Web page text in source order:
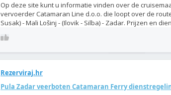
Op deze site kunt u informatie vinden over de
vervoerder Catamaran Line d.o.o. die loopt over de
Susak) - Mali Lošinj - (Ilovik - Silba) - Zadar. Prijzen en
Rezerviraj.hr
Pula Zadar veerboten Catamaran Ferry